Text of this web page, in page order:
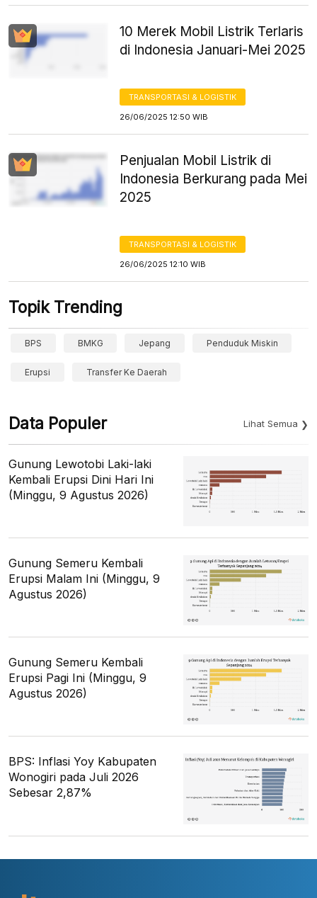
10 Merek Mobil Listrik Terlaris
di Indonesia Januari-Mei 2025
TRANSPORTASI & LOGISTIK
26/06/2025 12:50 WIB
Penjualan Mobil Listrik di
Indonesia Berkurang pada Mei
2025
TRANSPORTASI & LOGISTIK
26/06/2025 12:10 WIB
Topik Trending
BPS BMKG Jepang Penduduk Miskin
Erupsi Transfer Ke Daerah
Data Populer Lihat Semua
Gunung Lewotobi Laki-laki
Kembali Erupsi Dini Hari Ini
(Minggu, 9 Agustus 2026)
Gunung Semeru Kembali
Erupsi Malam Ini (Minggu, 9
Agustus 2026)
Gunung Semeru Kembali
Erupsi Pagi Ini (Minggu, 9
Agustus 2026)
BPS: Inflasi Yoy Kabupaten
Wonogiri pada Juli 2026
Sebesar 2,87%